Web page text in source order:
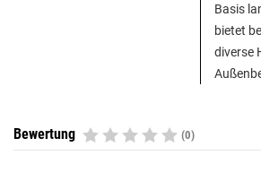
Basis
bietet
diverse
Bewertung (0)